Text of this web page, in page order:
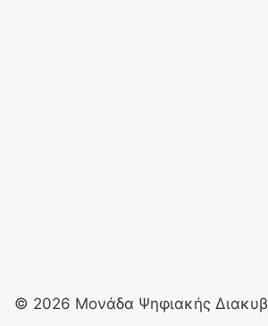
© 2026 Μονάδα Ψηφιακής